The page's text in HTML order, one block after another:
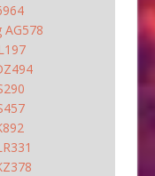
AG578